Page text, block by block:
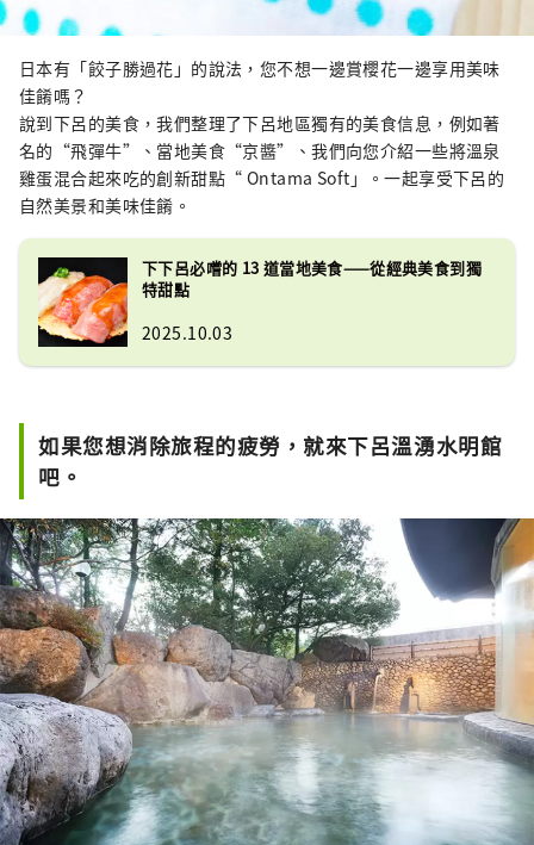
日本有「餃子勝過花」的說法，您不想一邊賞櫻花一邊享用美味
佳餚嗎？
說到下呂的美食，我們整理了下呂地區獨有的美食信息，例如著
名的“飛彈牛”、當地美食“京醬”、我們向您介紹一些將溫泉
雞蛋混合起來吃的創新甜點“ Ontama Soft」。一起享受下呂的
自然美景和美味佳餚。
下下呂必嚐的 13 道當地美食——從經典美食到獨
特甜點
2025.10.03
如果您想消除旅程的疲勞，就來下呂溫湧水明館
吧。